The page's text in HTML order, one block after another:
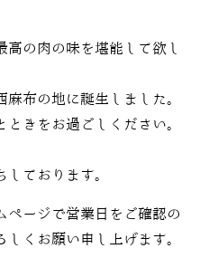
の肉の味を堪能して欲し
布の地に誕生しました。
きをお過ごしください。
ております。
ージで営業日をご確認の
くお願い申し上げます。